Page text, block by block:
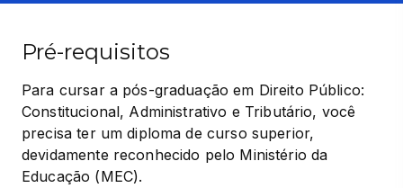
Pré-requisitos
Para cursar a pós-graduação em Direito Público:
Constitucional, Administrativo e Tributário, você
precisa ter um diploma de curso superior,
devidamente reconhecido pelo Ministério da
Educação (MEC).